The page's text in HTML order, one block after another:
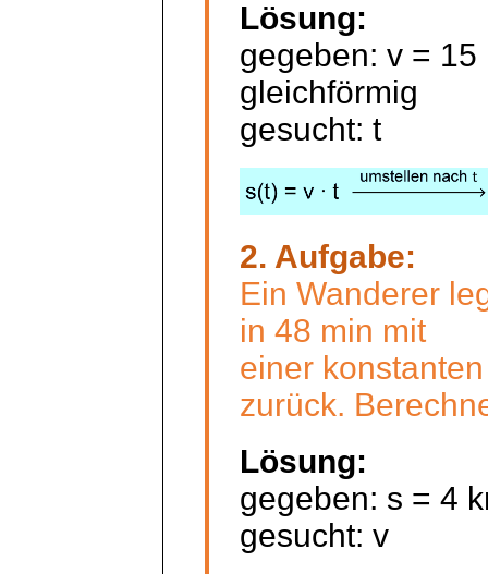
Lösung:
gegeben: v = 15
gleichförmig
gesucht: t
2. Aufgabe:
Ein Wanderer
in 48 min mit
einer
zurück.
Lösung:
gegeben: s = 4
gesucht: v